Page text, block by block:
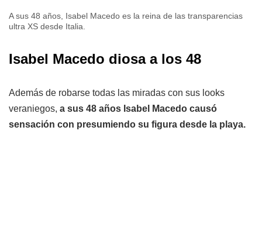
A sus 48 años, Isabel Macedo es la reina de las transparencias
ultra XS desde Italia.
Isabel Macedo diosa a los 48
Además de robarse todas las miradas con sus looks
veraniegos, a sus 48 años Isabel Macedo causó
sensación con presumiendo su figura desde la playa.